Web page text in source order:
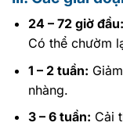
24 – 72 giờ đầu:
Có thể chườm
1 – 2 tuần:
nhàng.
3 – 6 tuần: Cải